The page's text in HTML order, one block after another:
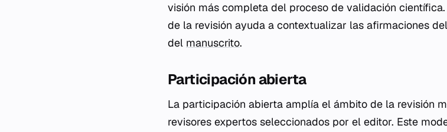
visión más completa del proceso de validación
de la revisión ayuda a contextualizar las afirmaciones
del manuscrito.
Participación abierta
La participación abierta amplía el ámbito de la revisión
revisores expertos seleccionados por el editor. Este